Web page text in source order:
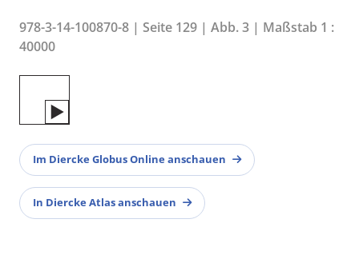
978-3-14-100870-8 | Seite 129 | Abb. 3 | Maßstab 1 :
40000
Im Diercke Globus Online anschauen
In Diercke Atlas anschauen